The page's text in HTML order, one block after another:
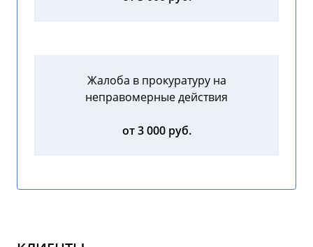
Жалоба в прокуратуру на
неправомерные действия
от 3 000 руб.